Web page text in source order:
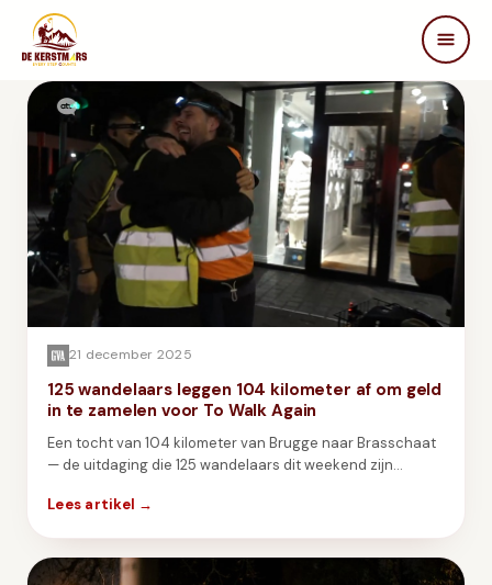
DE KERSTMARS
Home
Over ons
Edities
Beleving
STEUN ONS
Partners
Samenwerken
In de media
Contact
GIFT
21 december 2025
125 wandelaars leggen 104 kilometer af om geld
in te zamelen voor To Walk Again
Een tocht van 104 kilometer van Brugge naar Brasschaat
— de uitdaging die 125 wandelaars dit weekend zijn
Lees artikel →